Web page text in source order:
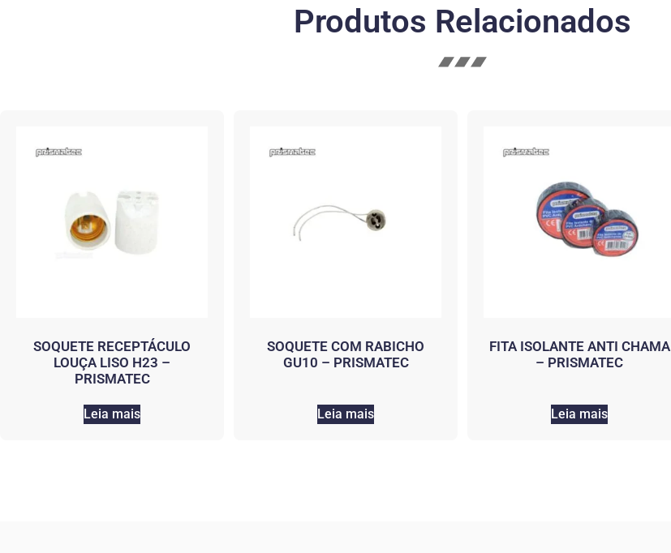
Produtos Relacionados
SOQUETE RECEPTÁCULO
LOUÇA LISO H23 –
PRISMATEC
Leia mais
SOQUETE COM RABICHO
GU10 – PRISMATEC
Leia mais
FITA ISOLANTE ANTI CHAMA
– PRISMATEC
Leia mais